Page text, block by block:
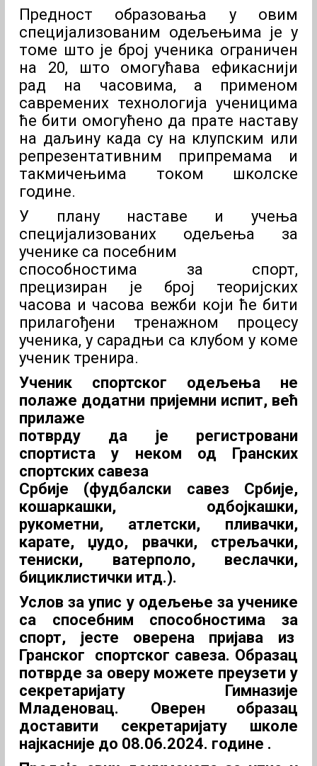
Предност образовања у овим
специјализованим одељењима је у
томе што је број ученика ограничен
на 20, што омогућава ефикаснији
рад на часовима, а применом
савремених технологија ученицима
ће бити омогућено да прате наставу
на даљину када су на клупским или
репрезентативним припремама и
такмичењима током школске
године.
У плану наставе и учења
специјализованих одељења за
ученике са посебним
способностима за спорт,
прецизиран је број теоријских
часова и часова вежби који ће бити
прилагођени тренажном процесу
ученика, у сарадњи са клубом у коме
ученик тренира.
Ученик спортског одељења не
полаже додатни пријемни испит, већ
прилаже
потврду да је регистровани
спортиста у неком од Гранских
спортских савеза
Србије (фудбалски савез Србије,
кошаркашки, одбојкашки,
рукометни, атлетски, пливачки,
карате, џудо, рвачки, стрељачки,
тениски, ватерполо, веслачки,
бициклистички итд.).
Услов за упис у одељење за ученике
са спосебним способностима за
спорт, јесте оверена пријава из
Гранског спортског савеза. Образац
потврде за оверу можете преузети у
секретаријату Гимназије
Младеновац. Оверен образац
доставити секретаријату школе
најкасније до 08.06.2024. године .